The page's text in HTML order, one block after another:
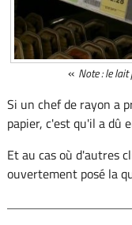
« Note : le
Si un chef de rayon a
papier, c'est qu'il a dû
Et au cas où d'autres
ouvertement posé la